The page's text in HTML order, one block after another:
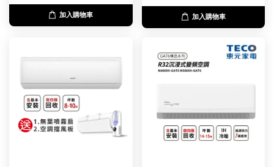
加入購物車 加入購物車